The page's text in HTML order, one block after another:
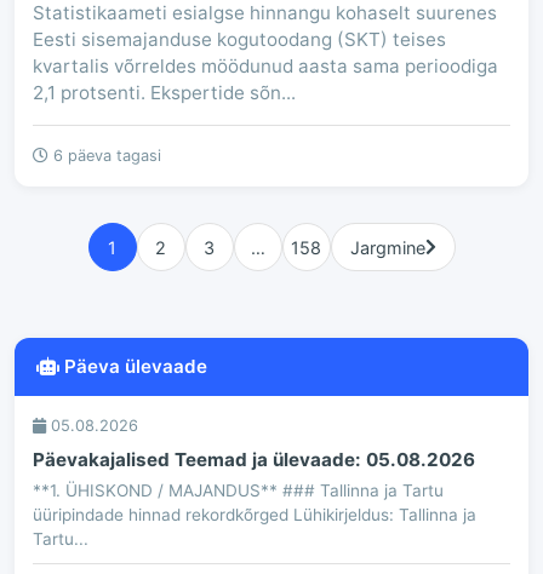
Statistikaameti esialgse hinnangu kohaselt suurenes
Eesti sisemajanduse kogutoodang (SKT) teises
kvartalis võrreldes möödunud aasta sama perioodiga
2,1 protsenti. Ekspertide sõn...
6 päeva tagasi
1 2 3 … 158 Jargmine
Päeva ülevaade
05.08.2026
Päevakajalised Teemad ja ülevaade: 05.08.2026
**1. ÜHISKOND / MAJANDUS** ### Tallinna ja Tartu
üüripindade hinnad rekordkõrged Lühikirjeldus: Tallinna ja
Tartu...